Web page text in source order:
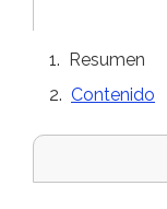
Resumen
Contenido